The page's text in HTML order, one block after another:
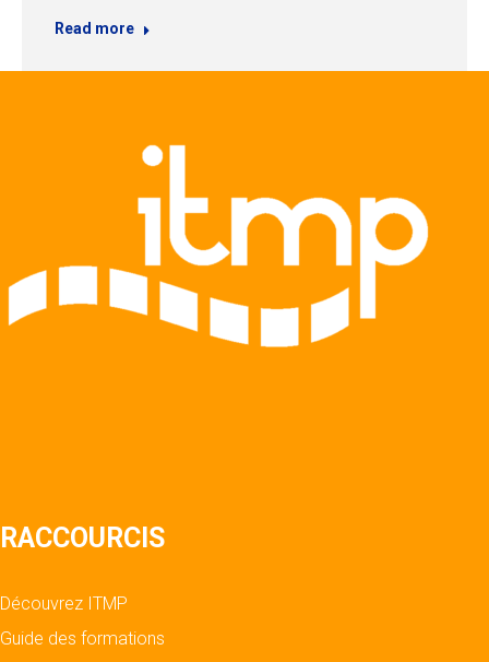
Read more
RACCOURCIS
Découvrez ITMP
Guide des formations